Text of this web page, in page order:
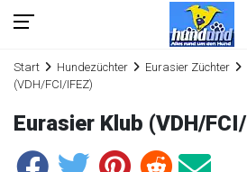
Start Hundezüchter Eurasier Züchter
(VDH/FCI/IFEZ)
Eurasier Klub (VDH/